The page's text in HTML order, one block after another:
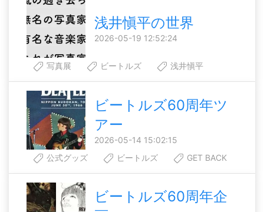
浅井愼平の世界
2026-05-19 12:52:24
写真展 ビートルズ 浅井愼平
ビートルズ60周年ツ
アー
2026-05-14 15:02:15
公式グッズ
ビートルズ GET BACK
ビートルズ60周年企